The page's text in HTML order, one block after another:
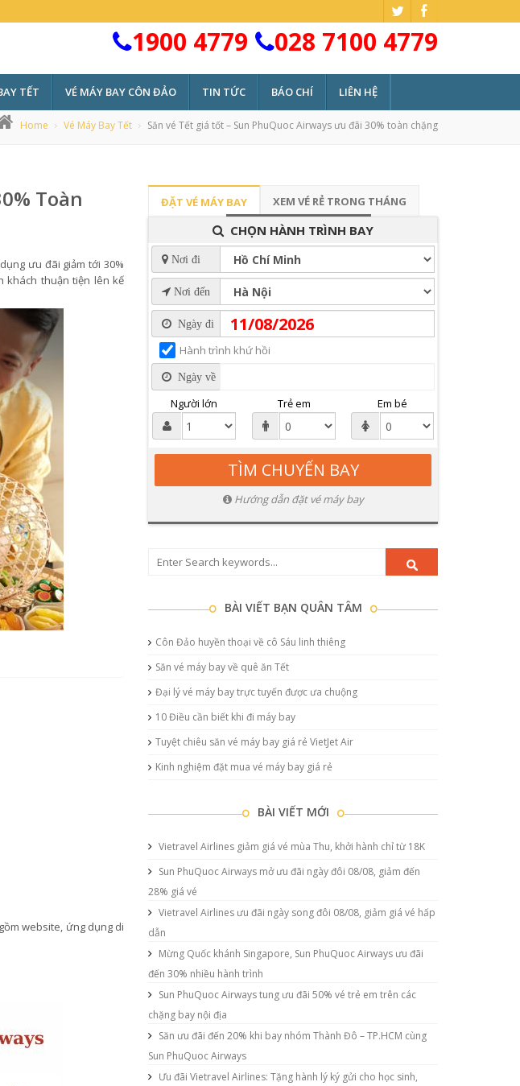
1900 4779 028 7100 4779
TẾT VÉ MÁY BAY CÔN ĐẢO TIN TỨC BÁO CHÍ LIÊN HỆ
Home Vé Máy Bay Tết Săn vé Tết giá tốt – Sun PhuQuoc Airways ưu đãi 30% toàn chặng
Toàn
ưu đãi giảm tới 30%
khách thuận tiện lên kế
website, ứng dụng di
ĐẶT VÉ MÁY BAY XEM VÉ RẺ TRONG THÁNG
CHỌN HÀNH TRÌNH BAY
Nơi đi
Nơi đến
Ngày đi
Hành trình khứ hồi
Ngày về
Người lớn Trẻ em Em bé
Hướng dẫn đặt vé máy bay
BÀI VIẾT BẠN QUÂN TÂM
Côn Đảo huyền thoại về cô Sáu linh thiêng
Săn vé máy bay về quê ăn Tết
Đại lý vé máy bay trực tuyến được ưa chuộng
10 Điều cần biết khi đi máy bay
Tuyệt chiêu săn vé máy bay giá rẻ VietJet Air
Kinh nghiệm đặt mua vé máy bay giá rẻ
BÀI VIẾT MỚI
Vietravel Airlines giảm giá vé mùa Thu, khởi hành chỉ từ 18K
Sun PhuQuoc Airways mở ưu đãi ngày đôi 08/08, giảm đến
28% giá vé
Vietravel Airlines ưu đãi ngày song đôi 08/08, giảm giá vé hấp
dẫn
Mừng Quốc khánh Singapore, Sun PhuQuoc Airways ưu đãi
đến 30% nhiều hành trình
Sun PhuQuoc Airways tung ưu đãi 50% vé trẻ em trên các
chặng bay nội địa
Săn ưu đãi đến 20% khi bay nhóm Thành Đô – TP.HCM cùng
Sun PhuQuoc Airways
Ưu đãi Vietravel Airlines: Tặng hành lý ký gửi cho học sinh,